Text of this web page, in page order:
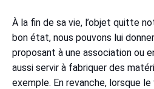
À la fin de sa vie, l’objet quitte
bon état, nous pouvons lui
proposant à une association ou
aussi servir à fabriquer des
exemple. En revanche, lorsque